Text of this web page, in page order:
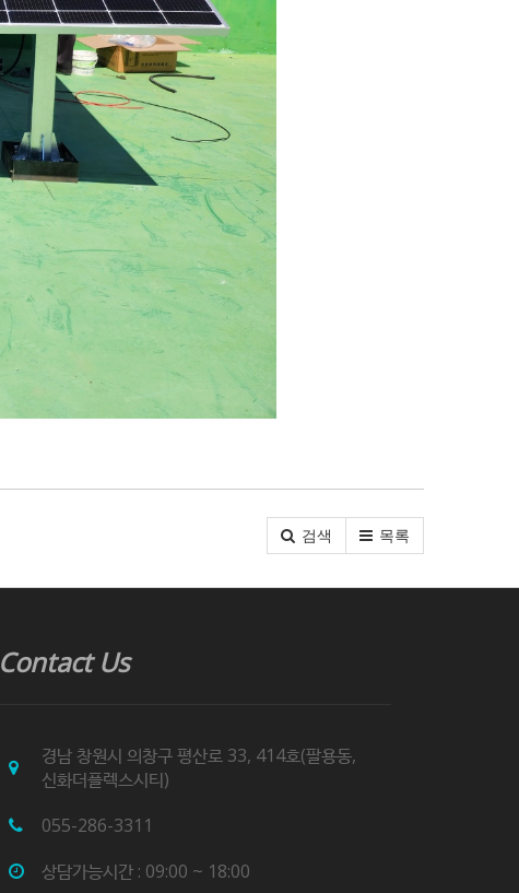
검색 목록
Contact Us
경남 창원시 의창구 평산로 33, 414호(팔용동,
신화더플렉스시티)
055-286-3311
상담가능시간 : 09:00 ~ 18:00